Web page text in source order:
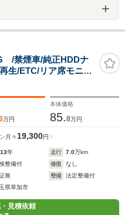
/禁煙車/純正HDDナ
生/ETC/リア席モニタ
ア/シートヒーター/
純正17インチAW
万円
本体価格
85.8万円
月々 19,300円
年 走行 7.0万km
整備付 修復
なし
無 整備
法定整備付
県草加市
見積依頼